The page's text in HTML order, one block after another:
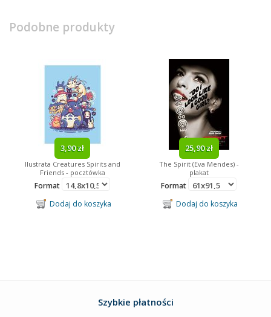
Podobne produkty
3,90 zł
Ilustrata Creatures Spirits and
Friends - pocztówka
Format
Dodaj do koszyka
25,90 zł
The Spirit (Eva Mendes) -
plakat
Format
Dodaj do koszyka
Szybkie płatności